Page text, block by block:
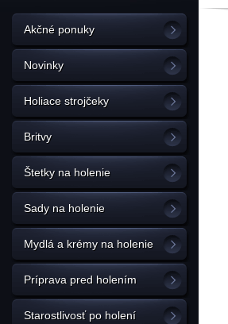
Akčné ponuky
Novinky
Holiace strojčeky
Britvy
Štetky na holenie
Sady na holenie
Mydlá a krémy na holenie
Príprava pred holením
Starostlivosť po holení